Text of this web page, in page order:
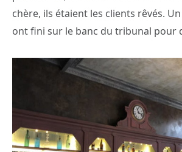
chère, ils étaient les clients rêvés.
ont fini sur le banc du tribunal pour